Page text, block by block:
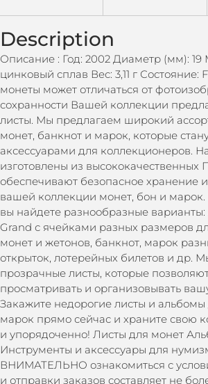
Description
Описание : Год: 2002 Диаметр (мм):
цинковый сплав Вес: 3,11 г Состояние:
монеты может отличаться от
сохранности Вашей коллекции
листы. Мы предлагаем широкий
монет, банкнот и марок, которые
аксессуарами для коллекционеров.
изготовлены из высококачественных
обеспечивают безопасное хранение
вашей коллекции монет, бон и
вы найдете разнообразные
Grand с ячейками разных размеров
монет и жетонов, банкнот, марок
открыток, лотерейных билетов и др.
прозрачные листы, которые
просматривать и организовывать
Закажите недорогие листы и
марок прямо сейчас и храните свою
и упорядоченно! Листы для монет
Инструменты и аксессуары для
ВНИМАТЕЛЬНО ознакомиться с
и отправки заказов составляет не